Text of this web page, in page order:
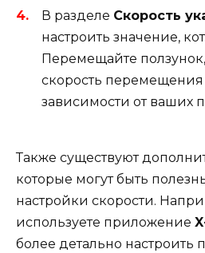
В разделе Скорость
настроить значение,
Перемещайте
скорость перемещения
зависимости от ваших
Также существуют
которые могут быть
настройки скорости.
используете приложение
более детально настроить